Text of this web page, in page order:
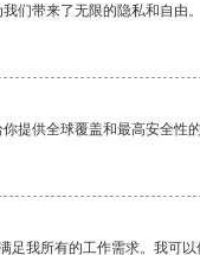
们带来了无限的隐私和自由。
提供全球覆盖和最高安全性的
足我所有的工作需求。我可